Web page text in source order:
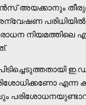
അയക്കാനും
പരിധിയിൽ
എന്ന